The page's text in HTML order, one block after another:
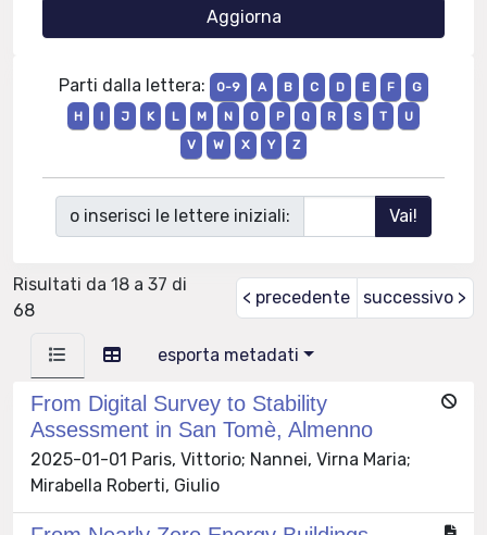
Parti dalla lettera: 0-9 A B C D E F
G
H
I J K L M N O P Q R S T
U
V
W X Y Z
o inserisci le lettere iniziali:
Risultati da 18 a 37 di
68
< precedente successivo >
esporta metadati
From Digital Survey to Stability
Assessment in San Tomè, Almenno
2025-01-01 Paris, Vittorio; Nannei, Virna Maria;
Mirabella Roberti, Giulio